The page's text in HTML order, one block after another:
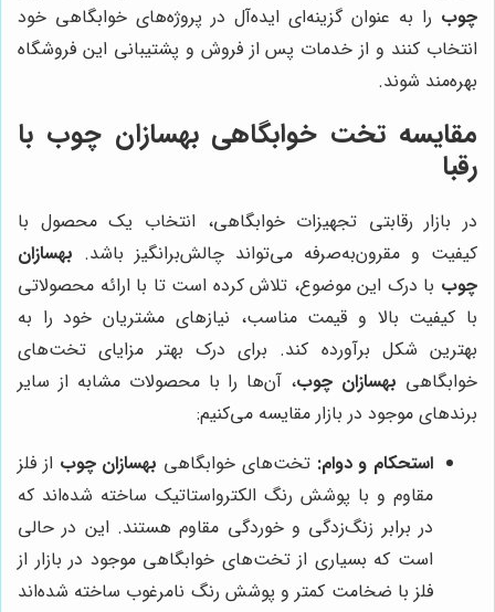
چوب را به عنوان گزینه‌ای ایده‌آل در پروژه‌های خوابگاهی خود
انتخاب کنند و از خدمات پس از فروش و پشتیبانی این فروشگاه
بهره‌مند شوند.
مقایسه تخت خوابگاهی بهسازان چوب با
رقبا
در بازار رقابتی تجهیزات خوابگاهی، انتخاب یک محصول با
کیفیت و مقرون‌به‌صرفه می‌تواند چالش‌برانگیز باشد. بهسازان
چوب با درک این موضوع، تلاش کرده است تا با ارائه محصولاتی
با کیفیت بالا و قیمت مناسب، نیازهای مشتریان خود را به
بهترین شکل برآورده کند. برای درک بهتر مزایای تخت‌های
خوابگاهی بهسازان چوب، آن‌ها را با محصولات مشابه از سایر
برندهای موجود در بازار مقایسه می‌کنیم:
استحکام و دوام: تخت‌های خوابگاهی بهسازان چوب از فلز
مقاوم و با پوشش رنگ الکترواستاتیک ساخته شده‌اند که
در برابر زنگ‌زدگی و خوردگی مقاوم هستند. این در حالی
است که بسیاری از تخت‌های خوابگاهی موجود در بازار از
فلز با ضخامت کمتر و پوشش رنگ نامرغوب ساخته شده‌اند